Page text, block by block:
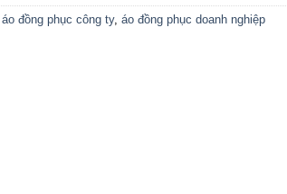
áo đồng phục công ty, áo đồng phục doanh nghiệp